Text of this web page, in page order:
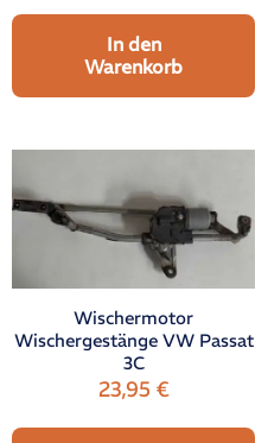
In den
Warenkorb
Wischermotor
Wischergestänge VW Passat
3C
23,95 €